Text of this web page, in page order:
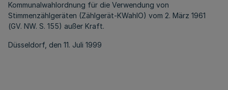
Kommunalwahlordnung für die Verwendung von
Stimmenzählgeräten (Zählgerät-KWahlO) vom 2. März 1961
(GV. NW. S. 155) außer Kraft.
Düsseldorf, den 11. Juli 1999